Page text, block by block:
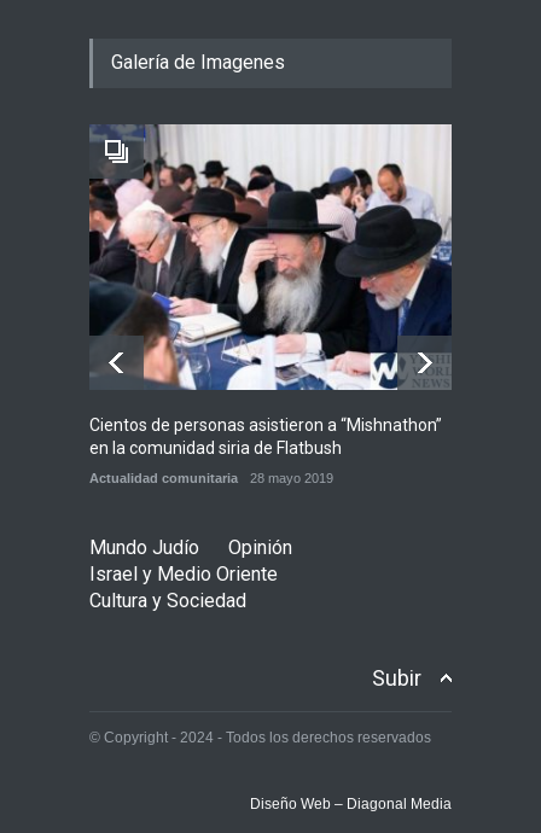
temor de que el apoyo
permanente
7 agosto 2026
Parashá Re'eh: Padre e hijos
Espiritualidad,
Tema del día
7 agosto 2026
Galería de Imagenes
Cientos de personas asistieron a “Mishnathon”
en la comunidad siria de Flatbush
Actualidad comunitaria 28 mayo 2019
Mundo Judío
Opinión
Israel y Medio Oriente
Cultura y Sociedad
Subir
© Copyright - 2024 - Todos los derechos reservados
Diseño Web – Diagonal Media